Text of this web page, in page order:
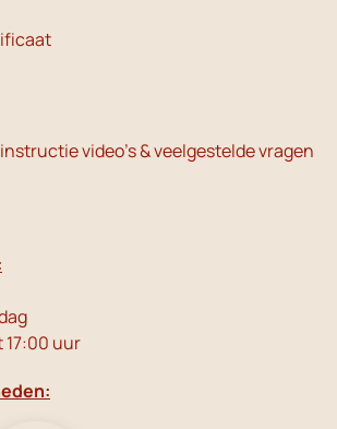
video's & veelgestelde vragen
uur